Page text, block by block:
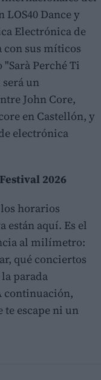
LOS40 Dance y
Electrónica de
con sus míticos
Perché Ti
un
John Core,
en Castellón, y
electrónica
2026
horarios
están aquí. Es el
al milímetro:
qué conciertos
parada
continuación,
te escape ni un